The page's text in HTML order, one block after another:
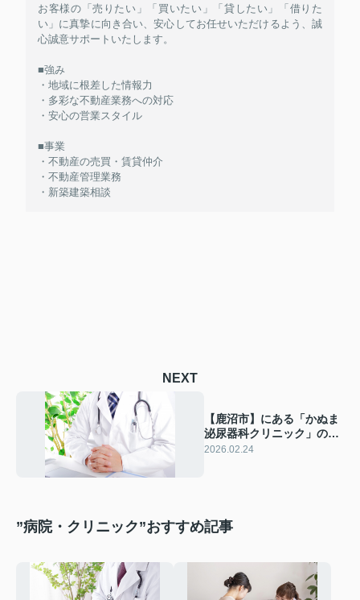
お客様の「売りたい」「買いたい」「貸したい」「借りた
い」に真摯に向き合い、安心してお任せいただけるよう、誠
心誠意サポートいたします。
■強み
・地域に根差した情報力
・多彩な不動産業務への対応
・安心の営業スタイル
■事業
・不動産の売買・賃貸仲介
・不動産管理業務
・新築建築相談
NEXT
【鹿沼市】にある「かぬま
泌尿器科クリニック」の概
要！診療内容もご紹介
2026.02.24
”病院・クリニック”おすすめ記事